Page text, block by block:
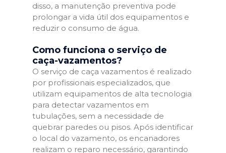
disso, a manutenção preventiva pode
prolongar a vida útil dos equipamentos e
reduzir o consumo de água.
Como funciona o serviço de
caça-vazamentos?
O serviço de caça vazamentos é realizado
por profissionais especializados, que
utilizam equipamentos de alta tecnologia
para detectar vazamentos em
tubulações, sem a necessidade de
quebrar paredes ou pisos. Após identificar
o local do vazamento, os encanadores
realizam o reparo necessário, garantindo